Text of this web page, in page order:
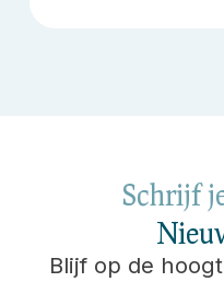
Schrijf
Blijf op de